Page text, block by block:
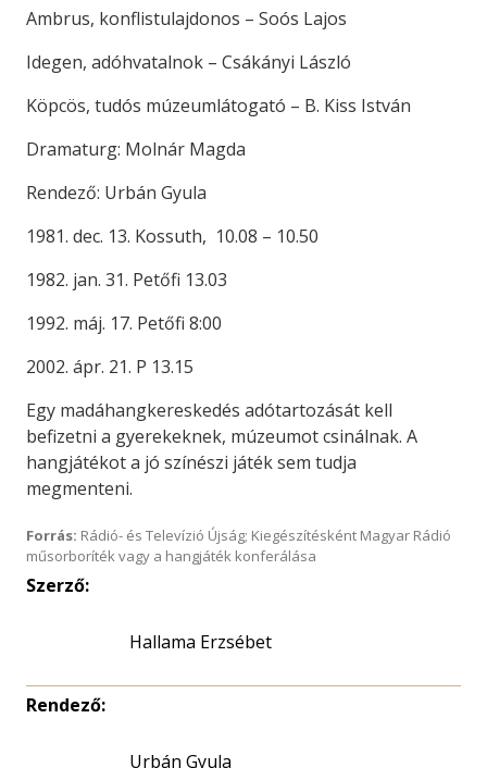
Ambrus, konflistulajdonos – Soós Lajos
Idegen, adóhvatalnok – Csákányi László
Köpcös, tudós múzeumlátogató – B. Kiss István
Dramaturg: Molnár Magda
Rendező: Urbán Gyula
1981. dec. 13. Kossuth, 10.08 – 10.50
1982. jan. 31. Petőfi 13.03
1992. máj. 17. Petőfi 8:00
2002. ápr. 21. P 13.15
Egy madáhangkereskedés adótartozását kell
befizetni a gyerekeknek, múzeumot csinálnak. A
hangjátékot a jó színészi játék sem tudja
megmenteni.
Forrás: Rádió- és Televízió Újság; Kiegészítésként Magyar Rádió
műsorboríték vagy a hangjáték konferálása
Szerző:
Hallama Erzsébet
Rendező:
Urbán Gyula